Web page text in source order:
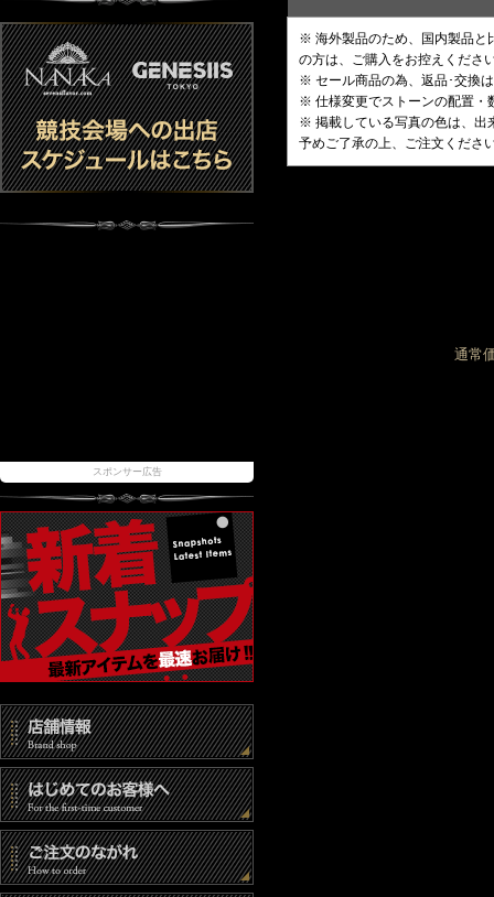
スポンサー広告
※ 海外製品のため、国内製品と
の方は、ご購入をお控えくださ
※ セール商品の為、返品･交換
※ 仕様変更でストーンの配置・
※ 掲載している写真の色は、出
予めご了承の上、ご注文くださ
通常